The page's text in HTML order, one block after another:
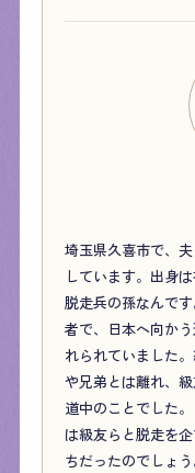
埼玉県久喜市で、
しています。出身
脱走兵の孫なんで
者で、日本へ向か
れられていました
や兄弟とは離れ、
道中のことでした
は級友らと脱走を
ちだったのでしょ